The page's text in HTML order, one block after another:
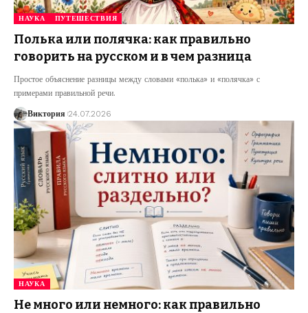
НАУКА ПУТЕШЕСТВИЯ
Полька или полячка: как правильно
говорить на русском и в чем разница
Простое объяснение разницы между словами «полька» и «полячка» с
примерами правильной речи.
Виктория 24.07.2026
НАУКА
Не много или немного: как правильно